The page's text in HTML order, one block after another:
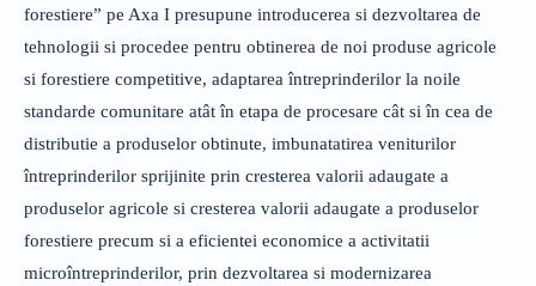
forestiere” pe Axa I presupune introducerea si dezvoltarea de
tehnologii si procedee pentru obtinerea de noi produse agricole
si forestiere competitive, adaptarea întreprinderilor la noile
standarde comunitare atât în etapa de procesare cât si în cea de
distributie a produselor obtinute, imbunatatirea veniturilor
întreprinderilor sprijinite prin cresterea valorii adaugate a
produselor agricole si cresterea valorii adaugate a produselor
forestiere precum si a eficientei economice a activitatii
microîntreprinderilor, prin dezvoltarea si modernizarea